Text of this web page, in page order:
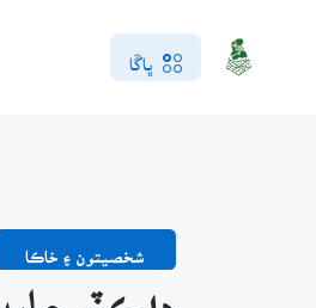
ڀاڱا
شخصيتون ۽ خاڪا